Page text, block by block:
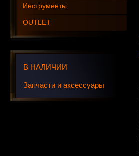
Инструменты
OUTLET
В НАЛИЧИИ
Запчасти и аксессуары